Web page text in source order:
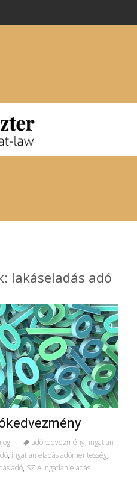
lakáseladás adó
adókedvezmény, ingatlan
, ingatlan eladás adómentesség,
adó, SZJA ingatlan eladás